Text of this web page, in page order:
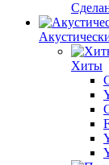
Хиты